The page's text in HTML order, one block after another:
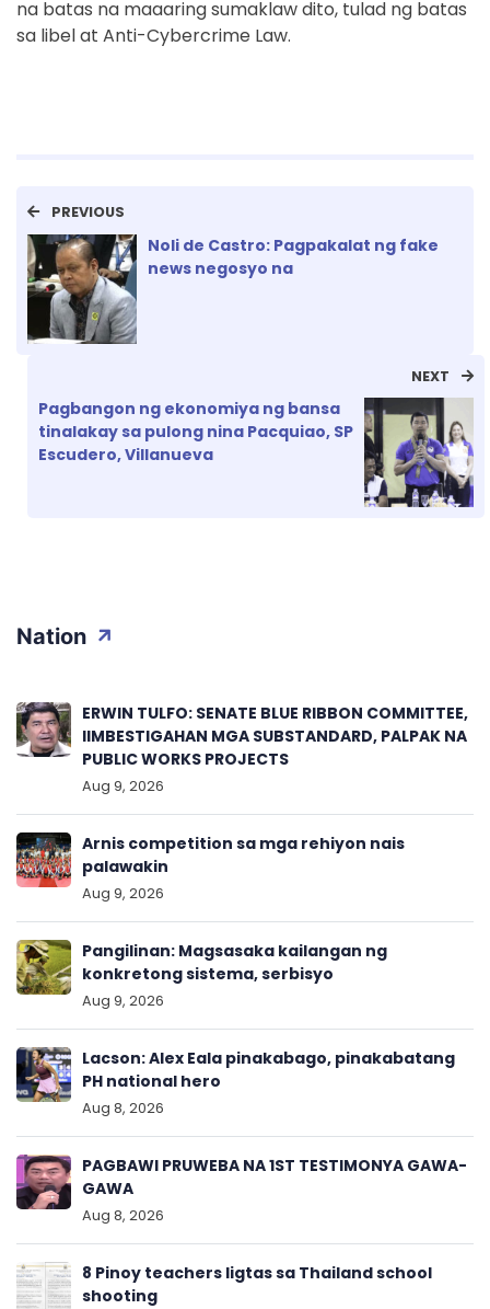
na batas na maaaring sumaklaw dito, tulad ng batas
sa libel at Anti-Cybercrime Law.
PREVIOUS
Noli de Castro: Pagpakalat ng fake
news negosyo na
NEXT
Pagbangon ng ekonomiya ng bansa
tinalakay sa pulong nina Pacquiao, SP
Escudero, Villanueva
Nation
ERWIN TULFO: SENATE BLUE RIBBON COMMITTEE,
IIMBESTIGAHAN MGA SUBSTANDARD, PALPAK NA
PUBLIC WORKS PROJECTS
Aug 9, 2026
Arnis competition sa mga rehiyon nais
palawakin
Aug 9, 2026
Pangilinan: Magsasaka kailangan ng
konkretong sistema, serbisyo
Aug 9, 2026
Lacson: Alex Eala pinakabago, pinakabatang
PH national hero
Aug 8, 2026
PAGBAWI PRUWEBA NA 1ST TESTIMONYA GAWA-
GAWA
Aug 8, 2026
8 Pinoy teachers ligtas sa Thailand school
shooting